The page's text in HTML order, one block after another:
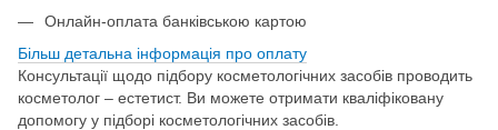
Онлайн-оплата банківською картою
Більш детальна інформація про оплату
Консультації щодо підбору косметологічних засобів проводить
косметолог – естетист. Ви можете отримати кваліфіковану
допомогу у підборі косметологічних засобів.